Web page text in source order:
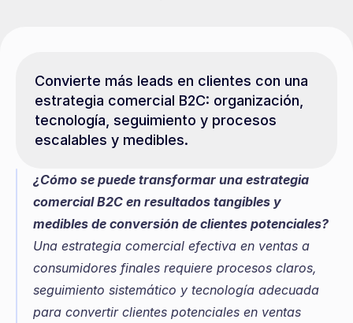
Convierte más leads en clientes con una
estrategia comercial B2C: organización,
tecnología, seguimiento y procesos
escalables y medibles.
¿Cómo se puede transformar una estrategia
comercial B2C en resultados tangibles y
medibles de conversión de clientes potenciales?
Una estrategia comercial efectiva en ventas a
consumidores finales requiere procesos claros,
seguimiento sistemático y tecnología adecuada
para convertir clientes potenciales en ventas